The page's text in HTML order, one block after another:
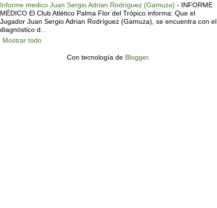
Informe medico Juan Sergio Adrian Rodríguez (Gamuza) - INFORME
MÉDICO El Club Atlético Palma Flor del Trópico informa: Que el
Jugador Juan Sergio Adrian Rodríguez (Gamuza), se encuentra con el
diagnóstico d...
Mostrar todo
Con tecnología de Blogger.